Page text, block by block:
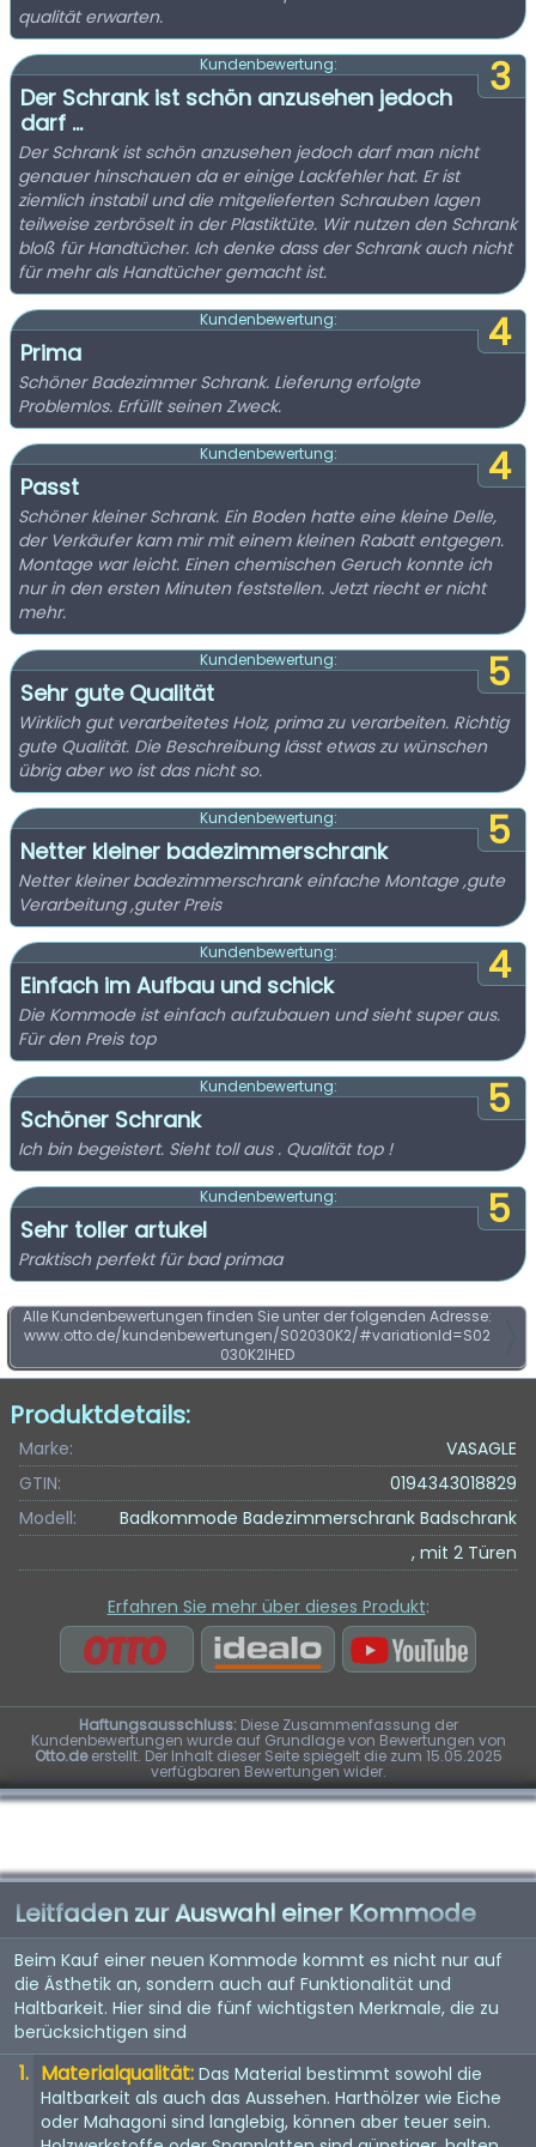
qualität erwarten.
3
Kundenbewertung:
Der Schrank ist schön anzusehen jedoch
darf ...
Der Schrank ist schön anzusehen jedoch darf man nicht
genauer hinschauen da er einige Lackfehler hat. Er ist
ziemlich instabil und die mitgelieferten Schrauben lagen
teilweise zerbröselt in der Plastiktüte. Wir nutzen den Schrank
bloß für Handtücher. Ich denke dass der Schrank auch nicht
für mehr als Handtücher gemacht ist.
4
Kundenbewertung:
Prima
Schöner Badezimmer Schrank. Lieferung erfolgte
Problemlos. Erfüllt seinen Zweck.
4
Kundenbewertung:
Passt
Schöner kleiner Schrank. Ein Boden hatte eine kleine Delle,
der Verkäufer kam mir mit einem kleinen Rabatt entgegen.
Montage war leicht. Einen chemischen Geruch konnte ich
nur in den ersten Minuten feststellen. Jetzt riecht er nicht
mehr.
5
Kundenbewertung:
Sehr gute Qualität
Wirklich gut verarbeitetes Holz, prima zu verarbeiten. Richtig
gute Qualität. Die Beschreibung lässt etwas zu wünschen
übrig aber wo ist das nicht so.
5
Kundenbewertung:
Netter kleiner badezimmerschrank
Netter kleiner badezimmerschrank einfache Montage ,gute
Verarbeitung ,guter Preis
4
Kundenbewertung:
Einfach im Aufbau und schick
Die Kommode ist einfach aufzubauen und sieht super aus.
Für den Preis top
5
Kundenbewertung:
Schöner Schrank
Ich bin begeistert. Sieht toll aus . Qualität top !
5
Kundenbewertung:
Sehr toller artukel
Praktisch perfekt für bad primaa
Alle Kundenbewertungen finden Sie unter der folgenden Adresse:
www.otto.de/kundenbewertungen/S02030K2/#variationId=S02
030K2IHED
Produktdetails:
Marke:
VASAGLE
GTIN:
0194343018829
Modell:
Badkommode Badezimmerschrank Badschrank
, mit 2 Türen
Erfahren Sie mehr über dieses Produkt:
Haftungsausschluss:Diese Zusammenfassung der
Kundenbewertungen wurde auf Grundlage von Bewertungen von
Otto.deerstellt. Der Inhalt dieser Seite spiegelt die zum 15.05.2025
verfügbaren Bewertungen wider.
Leitfaden zur Auswahl einer Kommode
Beim Kauf einer neuen Kommode kommt es nicht nur auf
die Ästhetik an, sondern auch auf Funktionalität und
Haltbarkeit. Hier sind die fünf wichtigsten Merkmale, die zu
berücksichtigen sind
Materialqualität: Das Material bestimmt sowohl die
Haltbarkeit als auch das Aussehen. Harthölzer wie Eiche
oder Mahagoni sind langlebig, können aber teuer sein.